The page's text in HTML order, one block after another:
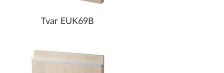
Tvar EUK69B